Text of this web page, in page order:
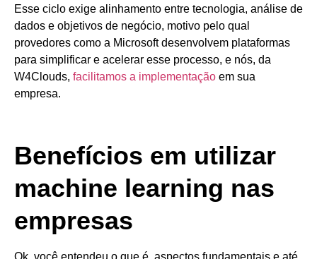
Esse ciclo exige alinhamento entre tecnologia, análise de
dados e objetivos de negócio, motivo pelo qual
provedores como a Microsoft desenvolvem plataformas
para simplificar e acelerar esse processo, e nós, da
W4Clouds, facilitamos a implementação em sua
empresa.
Benefícios em utilizar
machine learning nas
empresas
Ok, você entendeu o que é, aspectos fundamentais e até